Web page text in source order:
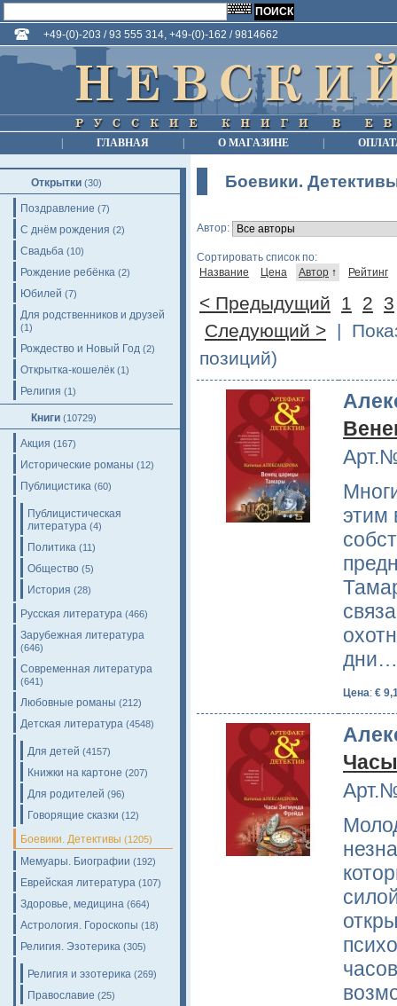
+49-(0)-203 / 93 555 314, +49-(0)-162 / 9814662
ГЛАВНАЯ О МАГАЗИНЕ
Открытки (30)
Поздравление (7)
С днём рождения (2)
Свадьба (10)
Рождение ребёнка (2)
Юбилей (7)
Для родственников и друзей
(1)
Рождество и Новый Год (2)
Открытка-кошелёк (1)
Религия (1)
Книги (10729)
Акция (167)
Исторические романы (12)
Публицистика (60)
Публицистическая
литература (4)
Политика (11)
Общество (5)
История (28)
Русская литература (466)
Зарубежная литература
(646)
Современная литература
(641)
Любовные романы (212)
Детская литература (4548)
Для детей (4157)
Книжки на картоне (207)
Для родителей (96)
Говорящие сказки (12)
Боевики. Детективы (1205)
Мемуары. Биографии (192)
Еврейская литература (107)
Здоровье, медицина (664)
Астрология. Гороскопы (18)
Религия. Эзотерика (305)
Религия и эзотерика (269)
Православие (25)
Боевики.
Автор:
Сортировать список по:
Название
Цена Автор ↑ Рейтинг
< Предыдущий 1 2
3
Следующий > |
позиций)
этим
Цена: €